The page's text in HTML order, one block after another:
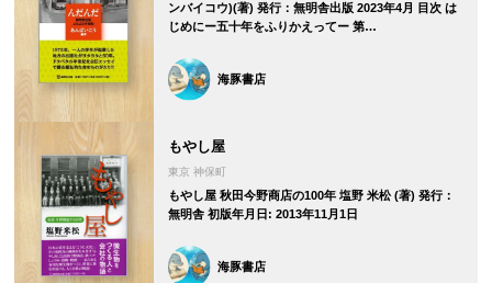
ンバイコウ)(著) 発行：無明舎出版 2023年4月 目次 は
じめにー五十年をふりかえってー 第…
海豚書店
もやし屋
東京 神保町
もやし屋 秋田今野商店の100年 塩野 米松 (著) 発行：
無明舎 初版年月日: 2013年11月1日
海豚書店